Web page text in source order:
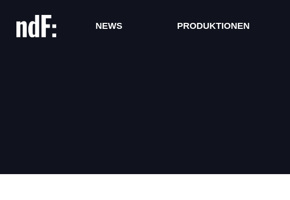
NEWS PRODUKTIONEN